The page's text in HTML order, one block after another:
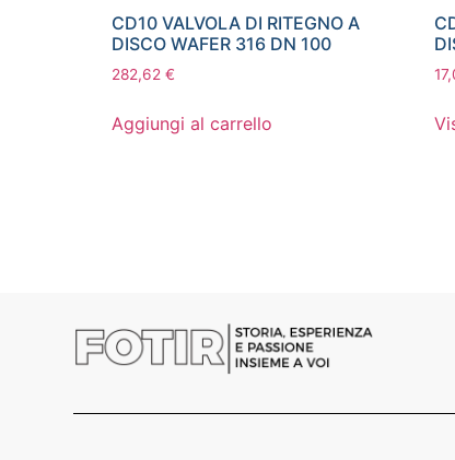
CD10 VALVOLA DI RITEGNO A
DISCO WAFER 316 DN 100
282,62 €
Aggiungi al carrello